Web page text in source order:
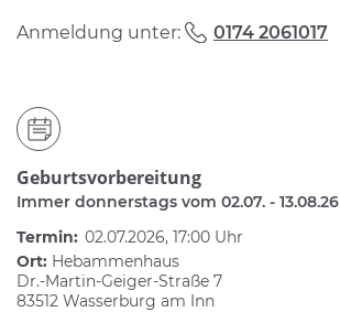
Anmeldung unter: 0174 2061017
Geburtsvorbereitung
Immer donnerstags vom 02.07. - 13.08.26
Termin: 02.07.2026, 17:00 Uhr
Ort: Hebammenhaus
Dr.-Martin-Geiger-Straße 7
83512 Wasserburg am Inn